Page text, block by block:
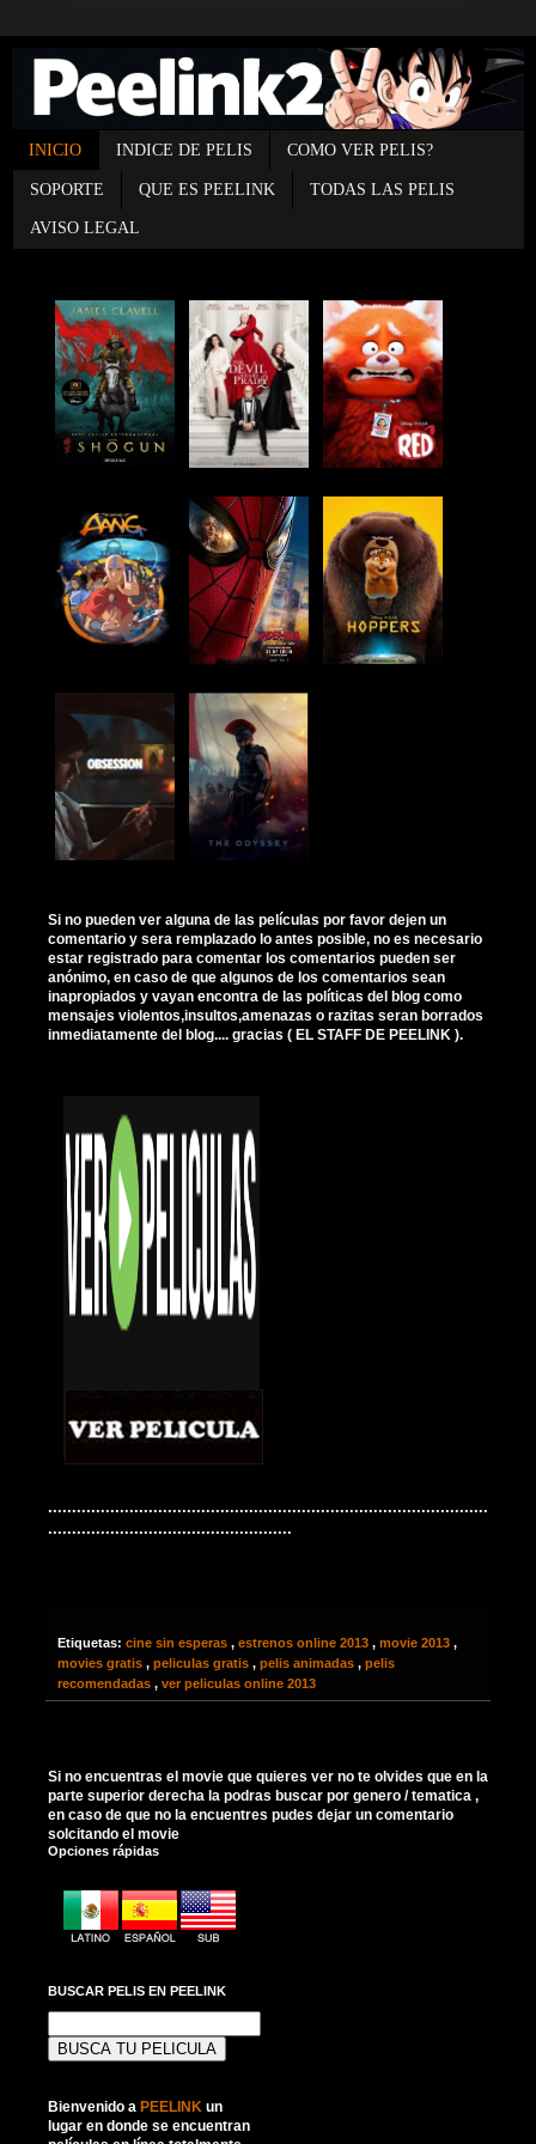
INICIO INDICE DE PELIS COMO VER PELIS?
SOPORTE QUE ES PEELINK TODAS LAS PELIS
AVISO LEGAL
Si no pueden ver alguna de las películas por favor dejen un
comentario y sera remplazado lo antes posible, no es necesario
estar registrado para comentar los comentarios pueden ser
anónimo, en caso de que algunos de los comentarios sean
inapropiados y vayan encontra de las políticas del blog como
mensajes violentos,insultos,amenazas o razitas seran borrados
inmediatamente del blog.... gracias ( EL STAFF DE PEELINK ).
............................................................................................
...................................................
Etiquetas: cine sin esperas , estrenos online 2013 , movie 2013 ,
movies gratis , peliculas gratis , pelis animadas , pelis
recomendadas , ver peliculas online 2013
Si no encuentras el movie que quieres ver no te olvides que en la
parte superior derecha la podras buscar por genero / tematica ,
en caso de que no la encuentres pudes dejar un comentario
solcitando el movie
Opciones rápidas
BUSCAR PELIS EN PEELINK
Bienvenido a PEELINK un
lugar en donde se encuentran